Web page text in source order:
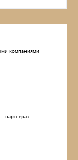
компаниями
партнерах